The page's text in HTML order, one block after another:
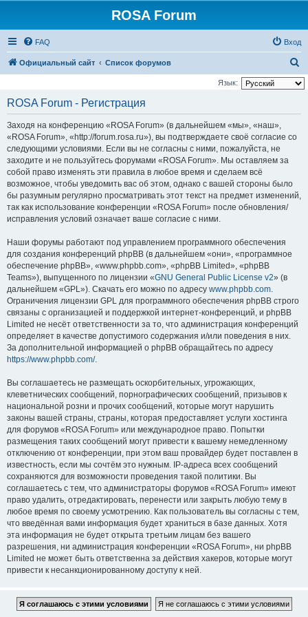
ROSA Forum
FAQ Вход
Официальный сайт Список форумов
о
Язык:
ROSA Forum - Регистрация
Заходя на конференцию «ROSA Forum» (в дальнейшем «мы», «наш»,
«ROSA Forum», «http://forum.rosa.ru»), вы подтверждаете своё согласие со
следующими условиями. Если вы не согласны с ними, пожалуйста, не
заходите и не пользуйтесь форумами «ROSA Forum». Мы оставляем за
собой право изменять эти правила в любое время и сделаем всё
возможное, чтобы уведомить вас об этом, однако с вашей стороны было
бы разумным регулярно просматривать этот текст на предмет изменений,
так как использование конференции «ROSA Forum» после обновления/
исправления условий означает ваше согласие с ними.
Наши форумы работают под управлением программного обеспечения
для создания конференций phpBB (в дальнейшем «они», «программное
обеспечение phpBB», «www.phpbb.com», «phpBB Limited», «phpBB
Teams»), выпущенного по лицензии «GNU General Public License v2» (в
дальнейшем «GPL»). Скачать его можно по адресу www.phpbb.com.
Ограничения лицензии GPL для программного обеспечения phpBB строго
связаны с организацией и поддержкой интернет-конференций, и phpBB
Limited не несёт ответственности за то, что администрация конференций
определяет в качестве допустимого содержания и/или поведения в них.
За дополнительной информацией о phpBB обращайтесь по адресу
https://www.phpbb.com/.
Вы соглашаетесь не размещать оскорбительных, угрожающих,
клеветнических сообщений, порнографических сообщений, призывов к
национальной розни и прочих сообщений, которые могут нарушить
законы вашей страны, страны, которая предоставляет услуги хостинга
для форумов «ROSA Forum» или международное право. Попытки
размещения таких сообщений могут привести к вашему немедленному
отключению от конференции, при этом ваш провайдер будет поставлен в
известность, если мы сочтём это нужным. IP-адреса всех сообщений
сохраняются для возможности проведения такой политики. Вы
соглашаетесь с тем, что администраторы форумов «ROSA Forum» имеют
право удалить, отредактировать, перенести или закрыть любую тему в
любое время по своему усмотрению. Как пользователь вы согласны с тем,
что введённая вами информация будет храниться в базе данных. Хотя
эта информация не будет открыта третьим лицам без вашего
разрешения, ни администрация конференции «ROSA Forum», ни phpBB
Limited не может быть ответственна за действия хакеров, которые могут
привести к несанкционированному доступу к ней.